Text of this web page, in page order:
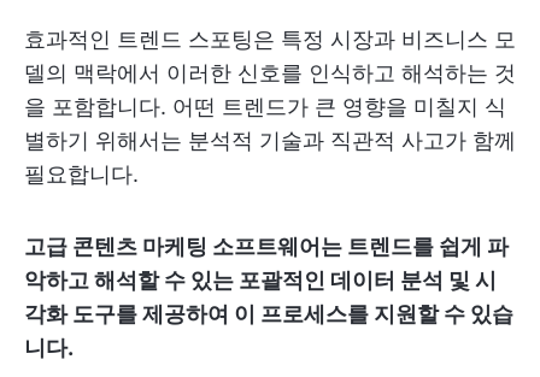
효과적인 트렌드 스포팅은 특정 시장과 비즈니스 모
델의 맥락에서 이러한 신호를 인식하고 해석하는 것
을 포함합니다. 어떤 트렌드가 큰 영향을 미칠지 식
별하기 위해서는 분석적 기술과 직관적 사고가 함께
필요합니다.
고급 콘텐츠 마케팅 소프트웨어는 트렌드를 쉽게 파
악하고 해석할 수 있는 포괄적인 데이터 분석 및 시
각화 도구를 제공하여 이 프로세스를 지원할 수 있습
니다.